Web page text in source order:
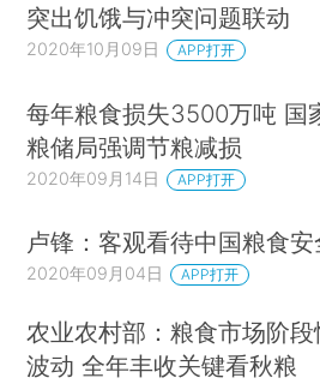
突出饥饿与冲突问题联动
2020年10月09日 APP打开
每年粮食损失3500万吨 国
粮储局强调节粮减损
2020年09月14日 APP打开
卢锋：客观看待中国粮食
2020年09月04日 APP打开
农业农村部：粮食市场阶段
波动 全年丰收关键看秋粮